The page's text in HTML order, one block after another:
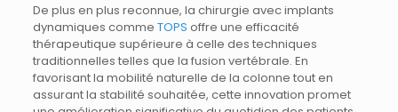
De plus en plus reconnue, la chirurgie avec implants
dynamiques comme TOPS offre une efficacité
thérapeutique supérieure à celle des techniques
traditionnelles telles que la fusion vertébrale. En
favorisant la mobilité naturelle de la colonne tout en
assurant la stabilité souhaitée, cette innovation promet